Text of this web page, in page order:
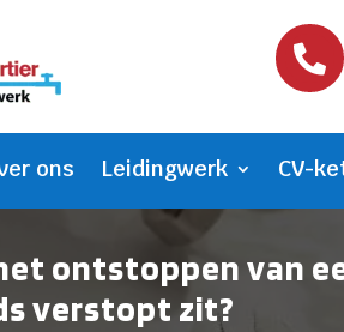

ons Leidingwerk CV-
ontstoppen van
verstopt zit?